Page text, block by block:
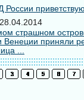
28.04.2014
страшном
Венеции приняли
...